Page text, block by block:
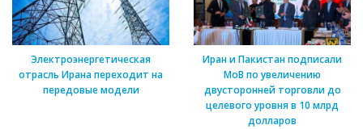
Электроэнергетическая
отрасль Ирана переходит на
передовые модели
Иран и Пакистан подписали
МоВ по увеличению
двусторонней торговли до
целевого уровня в 10 млрд
долларов